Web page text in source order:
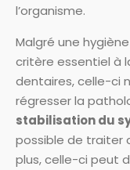
l’organisme.
Malgré une
critère essentiel à
dentaires, celle-ci
régresser la
stabilisation du
possible de traiter
plus, celle-ci peut